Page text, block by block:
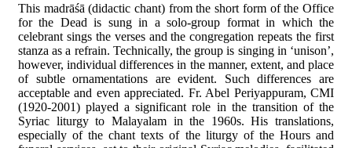
This madrāśā (didactic chant) from the short form of the Office
for the Dead is sung in a solo-group format in which the
celebrant sings the verses and the congregation repeats the first
stanza as a refrain. Technically, the group is singing in ‘unison’,
however, individual differences in the manner, extent, and place
of subtle ornamentations are evident. Such differences are
acceptable and even appreciated. Fr. Abel Periyappuram, CMI
(1920-2001) played a significant role in the transition of the
Syriac liturgy to Malayalam in the 1960s. His translations,
especially of the chant texts of the liturgy of the Hours and